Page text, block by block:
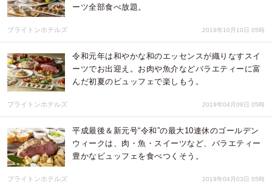
ーツ全部食べ放題。
ブライトンホテルズ 2019年10月10日 05時
令和元年は和やかな和のエッセンスが織りなすスイ
ーツでお出迎え。お肉や魚介などバラエティーに富
んだ初夏のビュッフェで楽しもう。
ブライトンホテルズ 2019年04月09日 05時
平成最後＆新元号“令和”の最大10連休のゴールデン
ウィークは、肉・魚・スイーツなど、バラエティー
豊かなビュッフェを食べつくそう。
ブライトンホテルズ 2019年04月03日 05時